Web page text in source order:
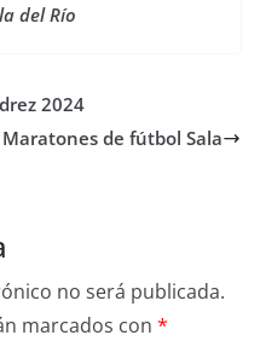
del Río
2024
Maratones de fútbol Sala
no será publicada.
marcados con *